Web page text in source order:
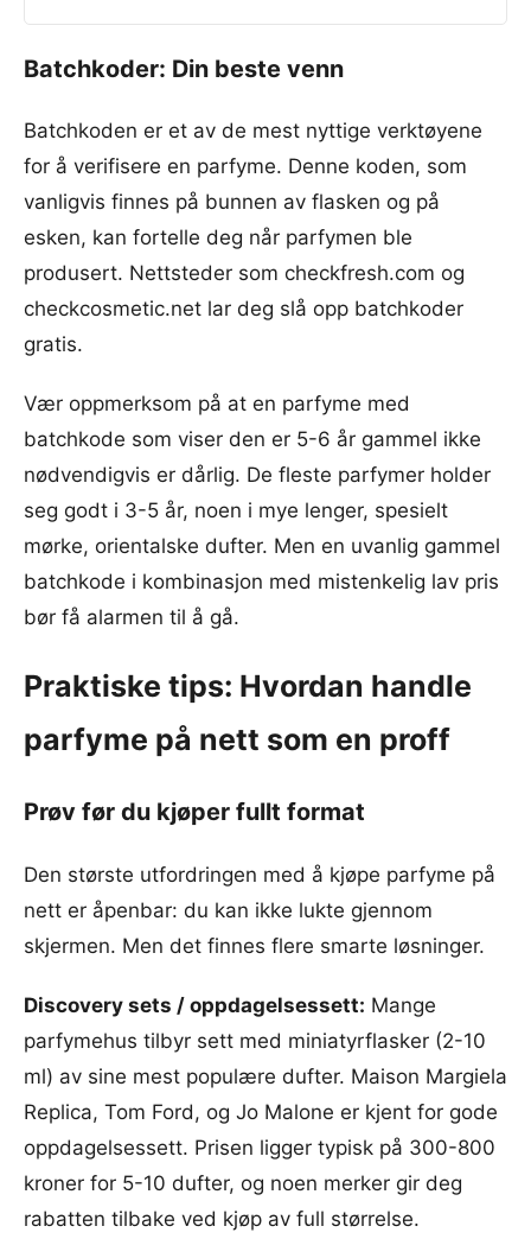
Batchkoder: Din beste venn
Batchkoden er et av de mest nyttige verktøyene
for å verifisere en parfyme. Denne koden, som
vanligvis finnes på bunnen av flasken og på
esken, kan fortelle deg når parfymen ble
produsert. Nettsteder som checkfresh.com og
checkcosmetic.net lar deg slå opp batchkoder
gratis.
Vær oppmerksom på at en parfyme med
batchkode som viser den er 5-6 år gammel ikke
nødvendigvis er dårlig. De fleste parfymer holder
seg godt i 3-5 år, noen i mye lenger, spesielt
mørke, orientalske dufter. Men en uvanlig gammel
batchkode i kombinasjon med mistenkelig lav pris
bør få alarmen til å gå.
Praktiske tips: Hvordan handle
parfyme på nett som en proff
Prøv før du kjøper fullt format
Den største utfordringen med å kjøpe parfyme på
nett er åpenbar: du kan ikke lukte gjennom
skjermen. Men det finnes flere smarte løsninger.
Discovery sets / oppdagelsessett: Mange
parfymehus tilbyr sett med miniatyrflasker (2-10
ml) av sine mest populære dufter. Maison Margiela
Replica, Tom Ford, og Jo Malone er kjent for gode
oppdagelsessett. Prisen ligger typisk på 300-800
kroner for 5-10 dufter, og noen merker gir deg
rabatten tilbake ved kjøp av full størrelse.